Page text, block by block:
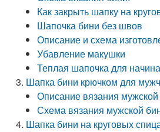
Как закрыть шапку на
Шапочка бини без швов
Описание и схема
Убавление макушки
Теплая шапочка для
Шапка бини крючком для
Описание вязания
Схема вязания мужской
Шапка бини на круговых